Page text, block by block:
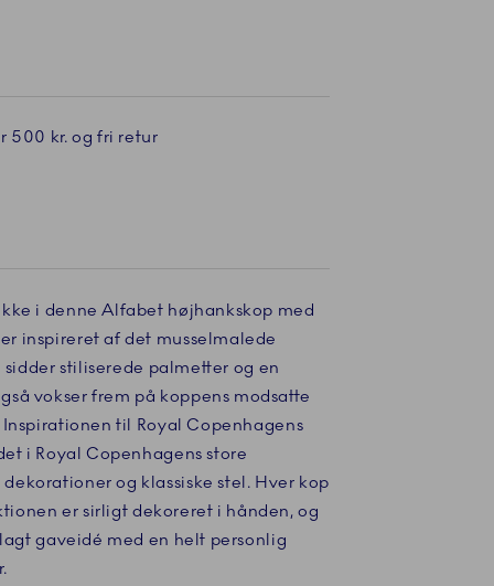
500 kr. og fri retur
i denne Alfabet højhankskop med
inspireret af det musselmalede
sidder stiliserede palmetter og en
vokser frem på koppens modsatte
til Royal Copenhagens
i Royal Copenhagens store
og klassiske stel. Hver kop
er sirligt dekoreret i hånden, og
gaveidé med en helt personlig